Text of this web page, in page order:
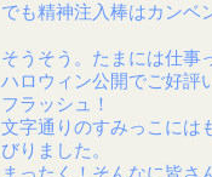
でも精神注入棒はカンベ
そうそう。たまには仕事
ハロウィン公開でご好評
フラッシュ！
文字通りのすみっこには
びりました。
まったく！そんなに皆さ